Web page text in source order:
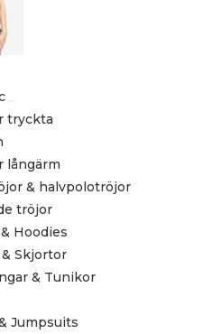
tryckta
långärm
& halvpolotröjor
tröjor
Hoodies
Skjortor
& Tunikor
Jumpsuits